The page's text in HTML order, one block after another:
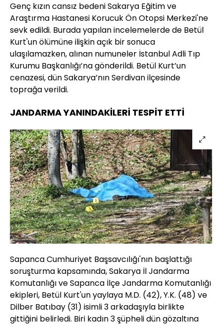
Genç kızın cansız bedeni Sakarya Eğitim ve
Araştırma Hastanesi Korucuk Ön Otopsi Merkezi'ne
sevk edildi. Burada yapılan incelemelerde de Betül
Kurt'un ölümüne ilişkin açık bir sonuca
ulaşılamazken, alınan numuneler İstanbul Adli Tıp
Kurumu Başkanlığı’na gönderildi. Betül Kurt’un
cenazesi, dün Sakarya’nın Serdivan ilçesinde
toprağa verildi.
JANDARMA YANINDAKİLERİ TESPİT ETTİ
Sapanca Cumhuriyet Başsavcılığı'nın başlattığı
soruşturma kapsamında, Sakarya İl Jandarma
Komutanlığı ve Sapanca İlçe Jandarma Komutanlığı
ekipleri, Betül Kurt'un yaylaya M.D. (42), Y.K. (48) ve
Dilber Batıbay (31) isimli 3 arkadaşıyla birlikte
gittiğini belirledi. Biri kadın 3 şüpheli dün gözaltına